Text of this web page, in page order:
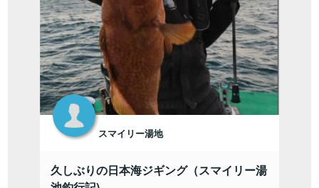
スマイリー湯地
久しぶりの日本海ジギング（スマイリー湯